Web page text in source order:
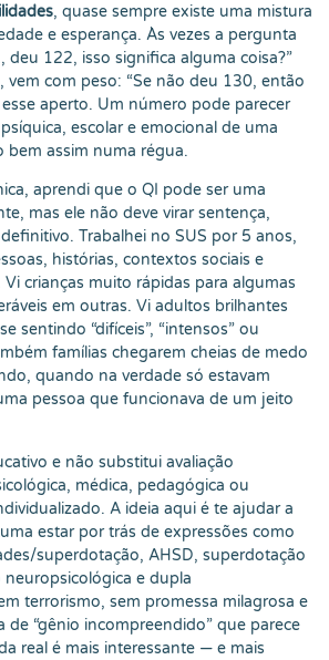
, quase sempre existe uma mistura
e esperança. Às vezes a pergunta
deu 122, isso significa alguma coisa?”
vem com peso: “Se não deu 130, então
aperto. Um número pode parecer
escolar e emocional de uma
bem assim numa régua.
aprendi que o QI pode ser uma
mas ele não deve virar sentença,
Trabalhei no SUS por 5 anos,
histórias, contextos sociais e
crianças muito rápidas para algumas
em outras. Vi adultos brilhantes
sentindo “difíceis”, “intensos” ou
famílias chegarem cheias de medo
quando na verdade só estavam
pessoa que funcionava de um jeito
e não substitui avaliação
médica, pedagógica ou
A ideia aqui é te ajudar a
estar por trás de expressões como
superdotação, AHSD, superdotação
neuropsicológica e dupla
terrorismo, sem promessa milagrosa e
de “gênio incompreendido” que parece
real é mais interessante — e mais